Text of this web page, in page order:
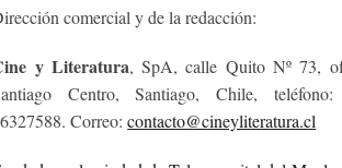
comercial y de la redacción:
y Literatura, SpA, calle Quito Nº 73,
Centro, Santiago, Chile,
Correo:contacto@cineyliteratura.cl